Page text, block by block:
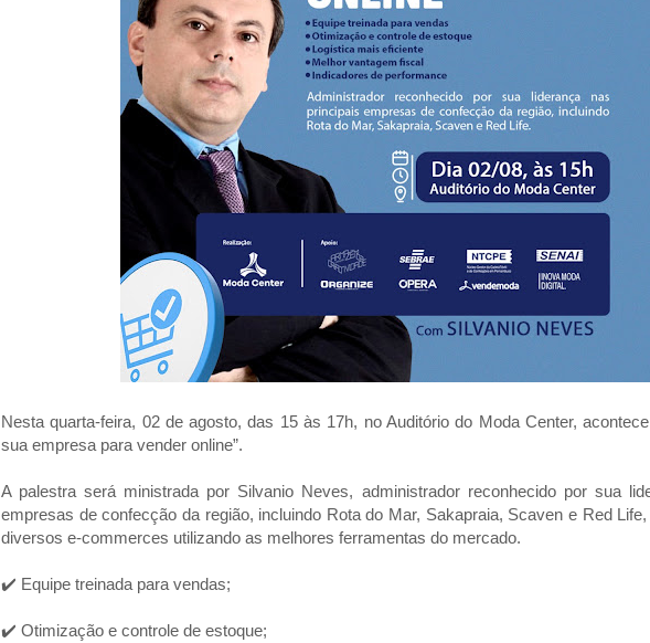
Nesta quarta-feira, 02 de agosto, das 15 às 17h, no Auditório do Moda Center,
sua empresa para vender online”.
A palestra será ministrada por Silvanio Neves, administrador reconhecido por sua
empresas de confecção da região, incluindo Rota do Mar, Sakapraia, Scaven e Red
diversos e-commerces utilizando as melhores ferramentas do mercado.
✔️ Equipe treinada para vendas;
✔️ Otimização e controle de estoque;